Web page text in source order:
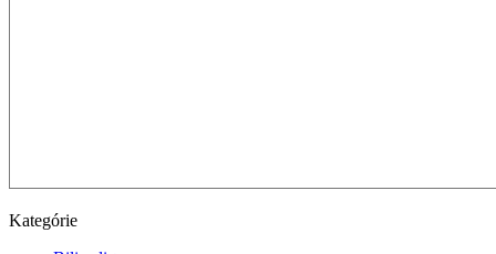
Kategórie